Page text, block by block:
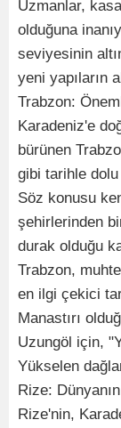
Uzmanlar,
olduğuna
seviyesinin
yeni yapıların
Trabzon:
Karadeniz'e
bürünen
gibi tarihle
Söz konusu
şehirlerinden
durak olduğu
Trabzon,
en ilgi çekici
Manastırı
Uzungöl için,
Yükselen
Rize:
Rize'nin,